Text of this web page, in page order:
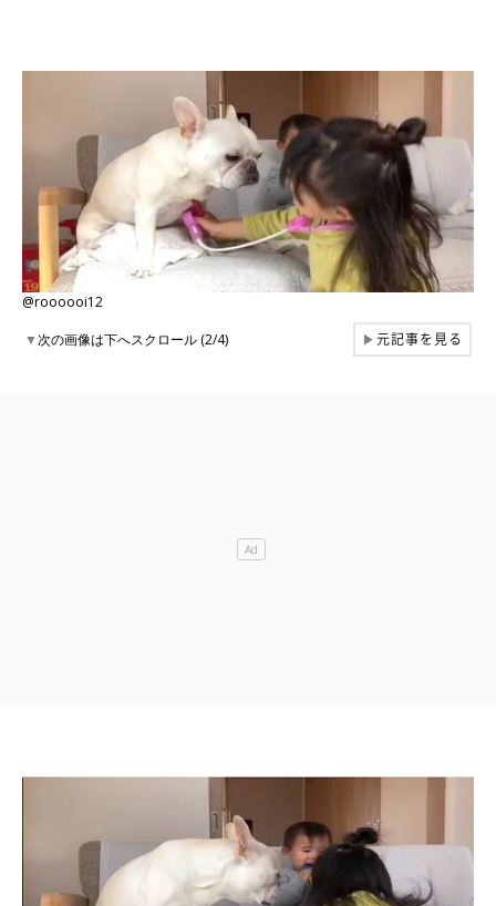
@roooooi12
▼次の画像は下へスクロール (2/4) ▶元記事を見る